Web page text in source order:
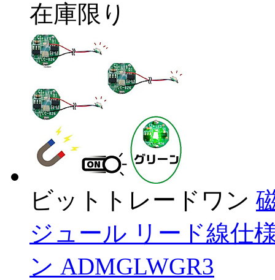
在庫限り
ビットトレードワン
ジュール リード線仕
ン ADMGLWGR3